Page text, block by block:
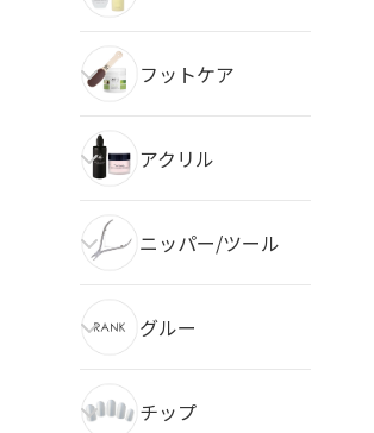
フットケア
アクリル
ニッパー/ツール
グルー
チップ